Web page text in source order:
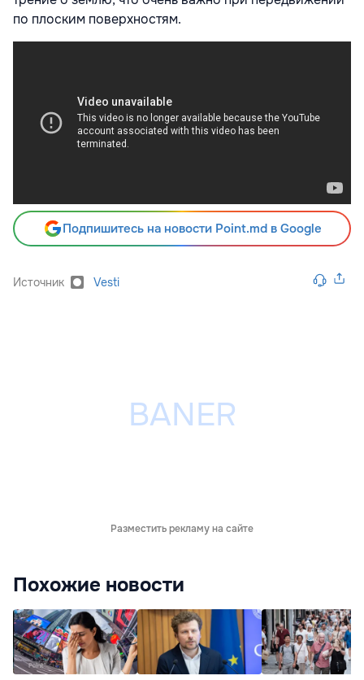
по плоским поверхностям.
Подпишитесь на новости Point.md в Google
Источник Vesti
Разместить рекламу на сайте
Похожие новости